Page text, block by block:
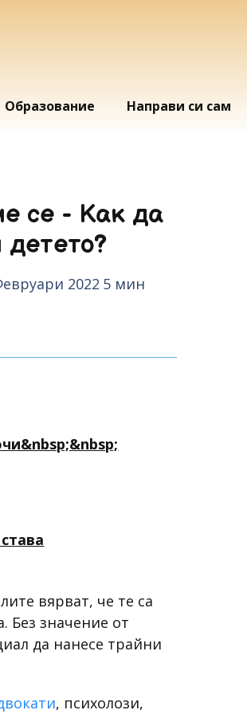
Образование Направи си сам
се - Как да
2022 5 мин
вярват, че те са
Без значение от
да нанесе трайни
, психолози,